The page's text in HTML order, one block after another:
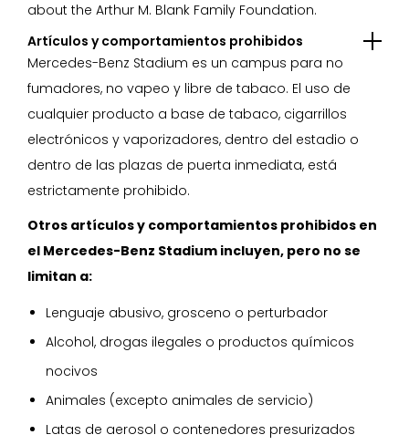
about the Arthur M. Blank Family Foundation.
Artículos y comportamientos prohibidos
Mercedes-Benz Stadium es un campus para no
fumadores, no vapeo y libre de tabaco. El uso de
cualquier producto a base de tabaco, cigarrillos
electrónicos y vaporizadores, dentro del estadio o
dentro de las plazas de puerta inmediata, está
estrictamente prohibido.
Otros artículos y comportamientos prohibidos en
el Mercedes-Benz Stadium incluyen, pero no se
limitan a:
Lenguaje abusivo, grosceno o perturbador
Alcohol, drogas ilegales o productos químicos
nocivos
Animales (excepto animales de servicio)
Latas de aerosol o contenedores presurizados